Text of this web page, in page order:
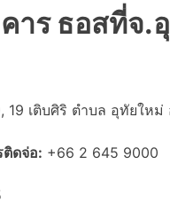
าร ธอสที่จ.
19 เติบศิริ ตำบล อุทัยให
ติดจ่อ: +66 2 645 9000